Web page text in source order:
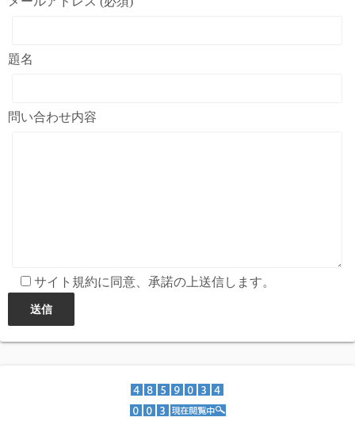
題名
問い合わせ内容
サイト規約に同意、承諾の上送信します。